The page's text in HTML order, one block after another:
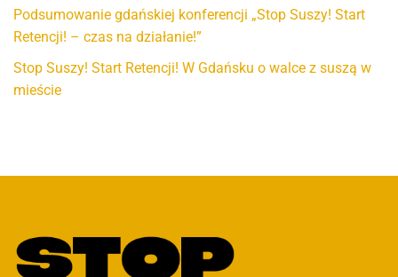
Podsumowanie gdańskiej konferencji „Stop Suszy! Start
Retencji! – czas na działanie!”
Stop Suszy! Start Retencji! W Gdańsku o walce z suszą w
mieście